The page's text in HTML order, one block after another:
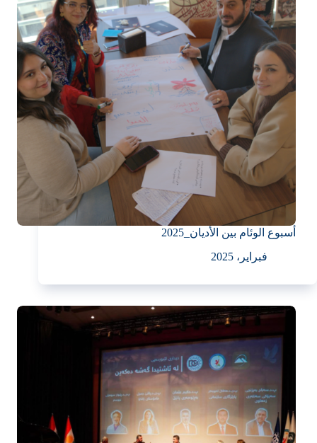
أسبوع الوئام بين الأديان_2025
فبراير، 2025